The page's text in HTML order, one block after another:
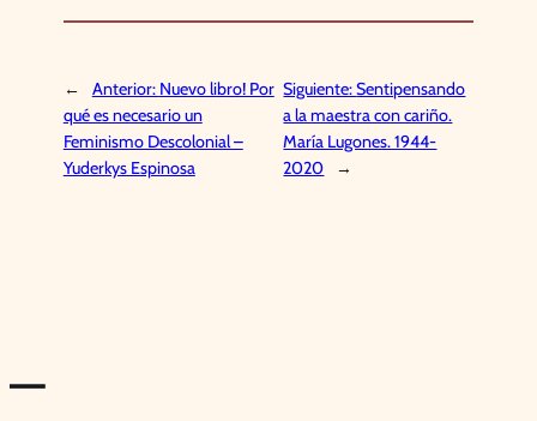
← Anterior: Nuevo libro! Por
qué es necesario un
Feminismo Descolonial –
Yuderkys Espinosa
Siguiente:Sentipensando
a la maestra con cariño.
María Lugones. 1944-
2020
→
—